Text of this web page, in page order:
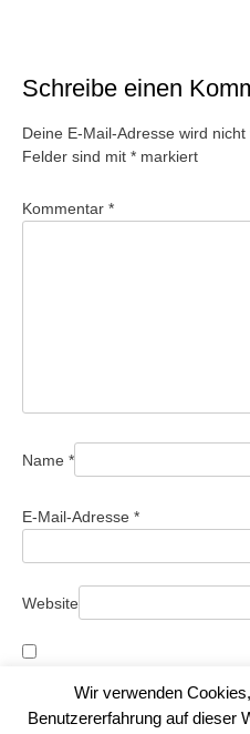
Schreibe einen
Deine E-Mail-Adresse wird nicht
Felder sind mit * markiert
Kommentar *
Name *
E-Mail-Adresse *
Website
Name, E-Mail-Adresse und
meinen nächsten Kommentar
Wir verwenden
Benutzererfahrung auf dieser